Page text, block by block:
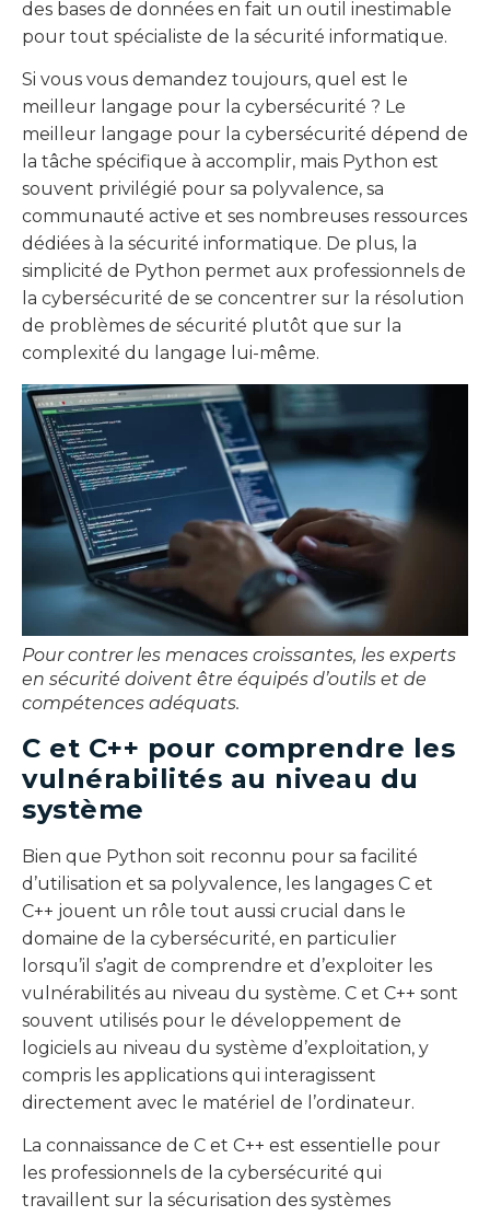
des bases de données en fait un outil inestimable
pour tout spécialiste de la sécurité informatique.
Si vous vous demandez toujours, quel est le
meilleur langage pour la cybersécurité ? Le
meilleur langage pour la cybersécurité dépend de
la tâche spécifique à accomplir, mais Python est
souvent privilégié pour sa polyvalence, sa
communauté active et ses nombreuses ressources
dédiées à la sécurité informatique. De plus, la
simplicité de Python permet aux professionnels de
la cybersécurité de se concentrer sur la résolution
de problèmes de sécurité plutôt que sur la
complexité du langage lui-même.
Pour contrer les menaces croissantes, les experts
en sécurité doivent être équipés d’outils et de
compétences adéquats.
C et C++ pour comprendre les
vulnérabilités au niveau du
système
Bien que Python soit reconnu pour sa facilité
d’utilisation et sa polyvalence, les langages C et
C++ jouent un rôle tout aussi crucial dans le
domaine de la cybersécurité, en particulier
lorsqu’il s’agit de comprendre et d’exploiter les
vulnérabilités au niveau du système. C et C++ sont
souvent utilisés pour le développement de
logiciels au niveau du système d’exploitation, y
compris les applications qui interagissent
directement avec le matériel de l’ordinateur.
La connaissance de C et C++ est essentielle pour
les professionnels de la cybersécurité qui
travaillent sur la sécurisation des systèmes